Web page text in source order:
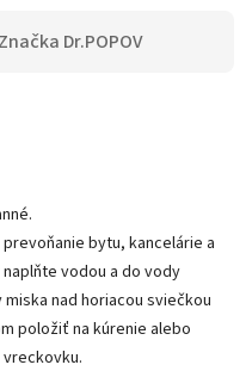
Značka Dr.POPOV
bytu, kancelárie a
vodou a do vody
nad horiacou sviečkou
položiť na kúrenie alebo